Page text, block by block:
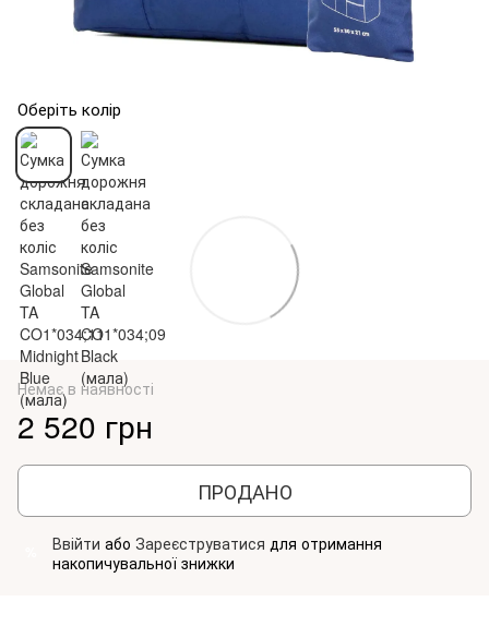
Оберіть колір
Немає в наявності
2 520 грн
ПРОДАНО
Ввійти або Зареєструватися для отримання
накопичувальної знижки